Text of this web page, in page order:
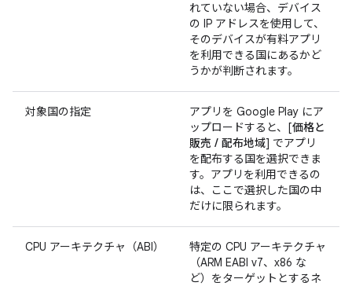
れていない場合、デバイス
の IP アドレスを使用して、
そのデバイスが有料アプリ
を利用できる国にあるかど
うかが判断されます。
対象国の指定
アプリを Google Play にア
ップロードすると、[価格と
販売 / 配布地域] でアプリ
を配布する国を選択できま
す。アプリを利用できるの
は、ここで選択した国の中
だけに限られます。
CPU アーキテクチャ（ABI）
特定の CPU アーキテクチャ
（ARM EABI v7、x86 な
ど）をターゲットとするネ